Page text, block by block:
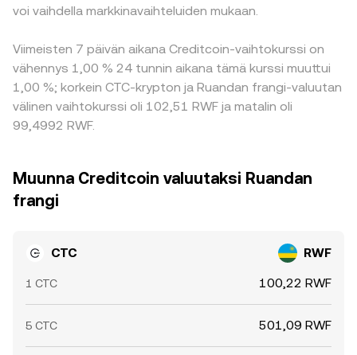
voi vaihdella markkinavaihteluiden mukaan.
Viimeisten 7 päivän aikana Creditcoin-vaihtokurssi on
vähennys 1,00 % 24 tunnin aikana tämä kurssi muuttui
1,00 %; korkein CTC-krypton ja Ruandan frangi-valuutan
välinen vaihtokurssi oli 102,51 RWF ja matalin oli
99,4992 RWF.
Muunna Creditcoin valuutaksi Ruandan
frangi
CTC RWF
1 CTC 100,22 RWF
5 CTC 501,09 RWF